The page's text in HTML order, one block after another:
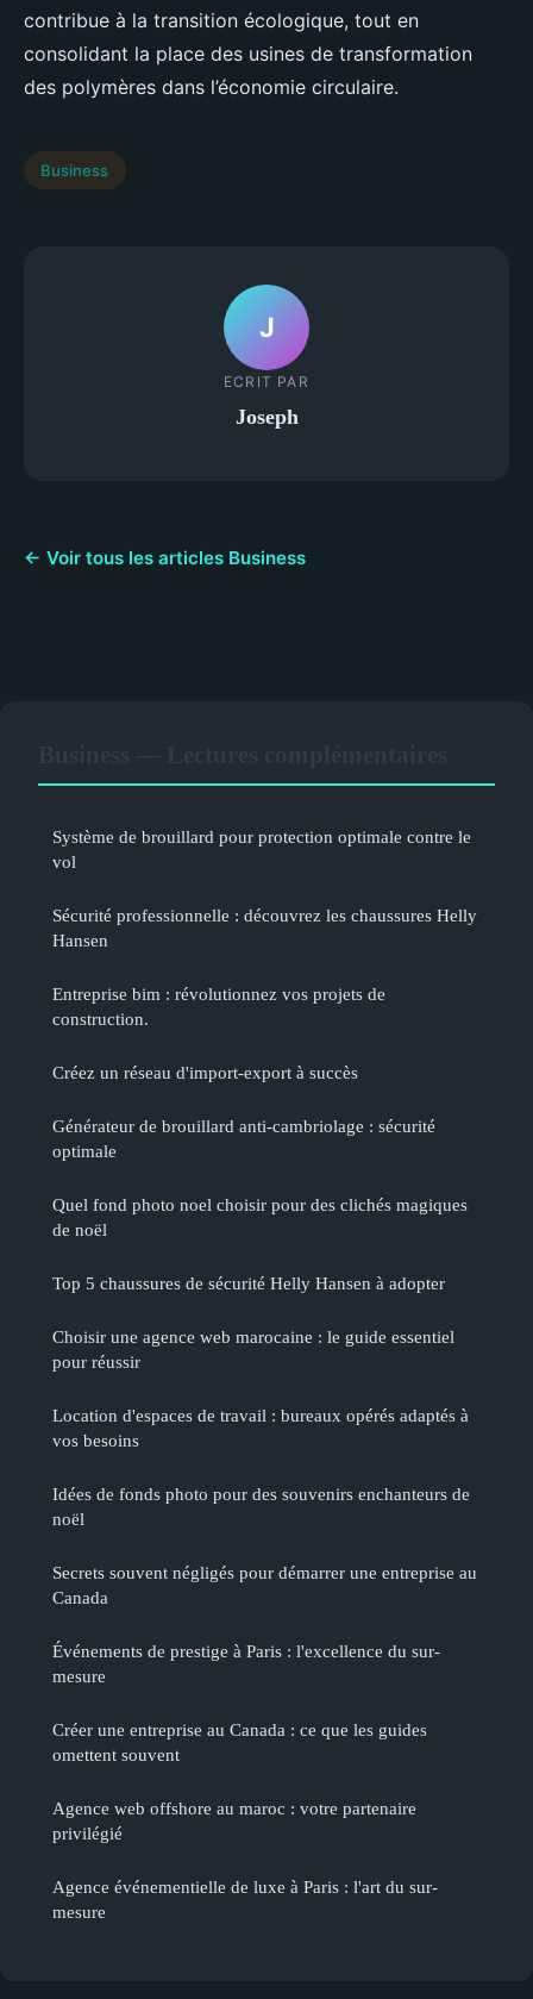
contribue à la transition écologique, tout en
consolidant la place des usines de transformation
des polymères dans l’économie circulaire.
Business
J
ECRIT PAR
Joseph
← Voir tous les articles Business
Système de brouillard pour protection optimale contre le
vol
Sécurité professionnelle : découvrez les chaussures Helly
Hansen
Entreprise bim : révolutionnez vos projets de
construction.
Créez un réseau d'import-export à succès
Générateur de brouillard anti-cambriolage : sécurité
optimale
Quel fond photo noel choisir pour des clichés magiques
de noël
Top 5 chaussures de sécurité Helly Hansen à adopter
Choisir une agence web marocaine : le guide essentiel
pour réussir
Location d'espaces de travail : bureaux opérés adaptés à
vos besoins
Idées de fonds photo pour des souvenirs enchanteurs de
noël
Secrets souvent négligés pour démarrer une entreprise au
Canada
Événements de prestige à Paris : l'excellence du sur-
mesure
Créer une entreprise au Canada : ce que les guides
omettent souvent
Agence web offshore au maroc : votre partenaire
privilégié
Agence événementielle de luxe à Paris : l'art du sur-
mesure